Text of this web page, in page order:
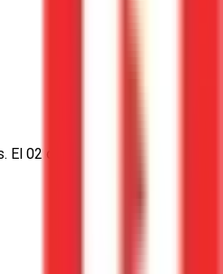
02 de noviembre es